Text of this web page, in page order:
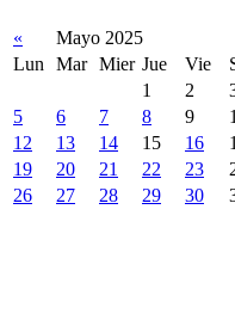
« Mayo 2025
Lun
Mar Mier Jue Vie
1
2
5
6 7 8 9
12
13 14 15 16
19
20 21 22 23
26
27 28 29 30